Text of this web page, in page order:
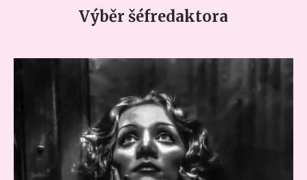
Výběr šéfredaktora